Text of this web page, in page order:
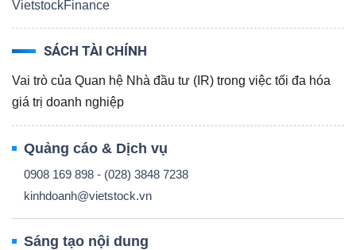
VietstockFinance
SÁCH TÀI CHÍNH
Vai trò của Quan hệ Nhà đầu tư (IR) trong việc tối đa hóa
giá trị doanh nghiệp
Quảng cáo & Dịch vụ
0908 169 898 - (028) 3848 7238
kinhdoanh@vietstock.vn
Sáng tạo nội dung
TÀI
CHÍNH
CÔNG
NGHỆ
THÔNG
TIN